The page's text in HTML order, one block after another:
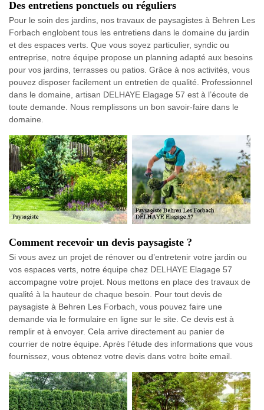
Des entretiens ponctuels ou réguliers
Pour le soin des jardins, nos travaux de paysagistes à Behren Les
Forbach englobent tous les entretiens dans le domaine du jardin
et des espaces verts. Que vous soyez particulier, syndic ou
entreprise, notre équipe propose un planning adapté aux besoins
pour vos jardins, terrasses ou patios. Grâce à nos activités, vous
pouvez disposer facilement un entretien de qualité. Professionnel
dans le domaine, artisan DELHAYE Elagage 57 est à l’écoute de
toute demande. Nous remplissons un bon savoir-faire dans le
domaine.
Comment recevoir un devis paysagiste ?
Si vous avez un projet de rénover ou d’entretenir votre jardin ou
vos espaces verts, notre équipe chez DELHAYE Elagage 57
accompagne votre projet. Nous mettons en place des travaux de
qualité à la hauteur de chaque besoin. Pour tout devis de
paysagiste à Behren Les Forbach, vous pouvez faire une
demande via le formulaire en ligne sur le site. Ce devis est à
remplir et à envoyer. Cela arrive directement au panier de
courrier de notre équipe. Après l’étude des informations que vous
fournissez, vous obtenez votre devis dans votre boite email.